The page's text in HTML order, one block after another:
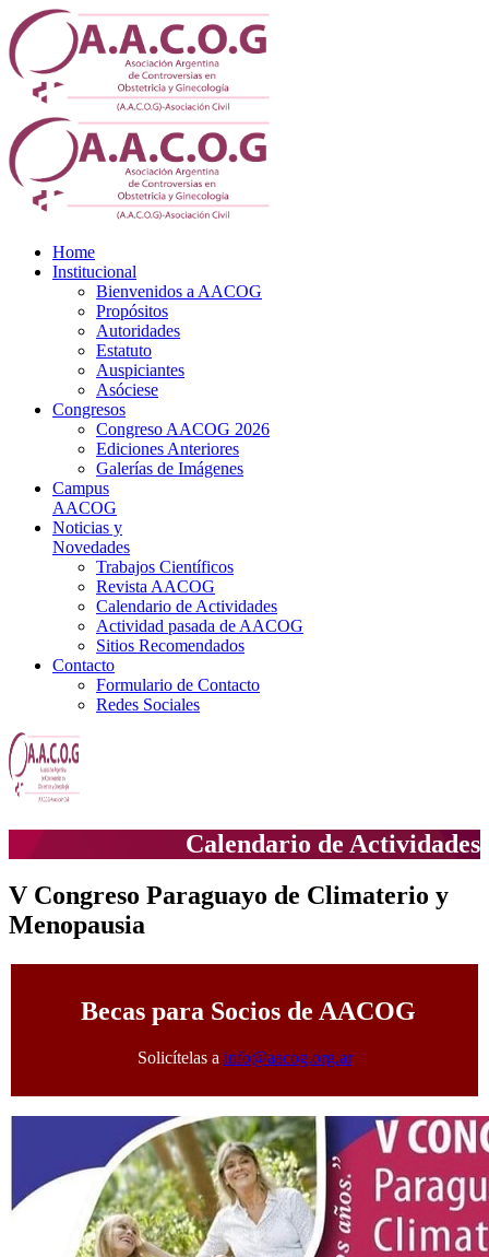
Home
Institucional
Bienvenidos a AACOG
Propósitos
Autoridades
Estatuto
Auspiciantes
Asóciese
Congresos
Congreso AACOG 2026
Ediciones Anteriores
Galerías de Imágenes
Campus
AACOG
Noticias y
Novedades
Trabajos Científicos
Revista AACOG
Calendario de Actividades
Actividad pasada de AACOG
Sitios Recomendados
Contacto
Formulario de Contacto
Redes Sociales
Calendario de Actividades
V Congreso Paraguayo de Climaterio y
Menopausia
Becas para Socios de AACOG
Solicítelas a info@aacog.org.ar